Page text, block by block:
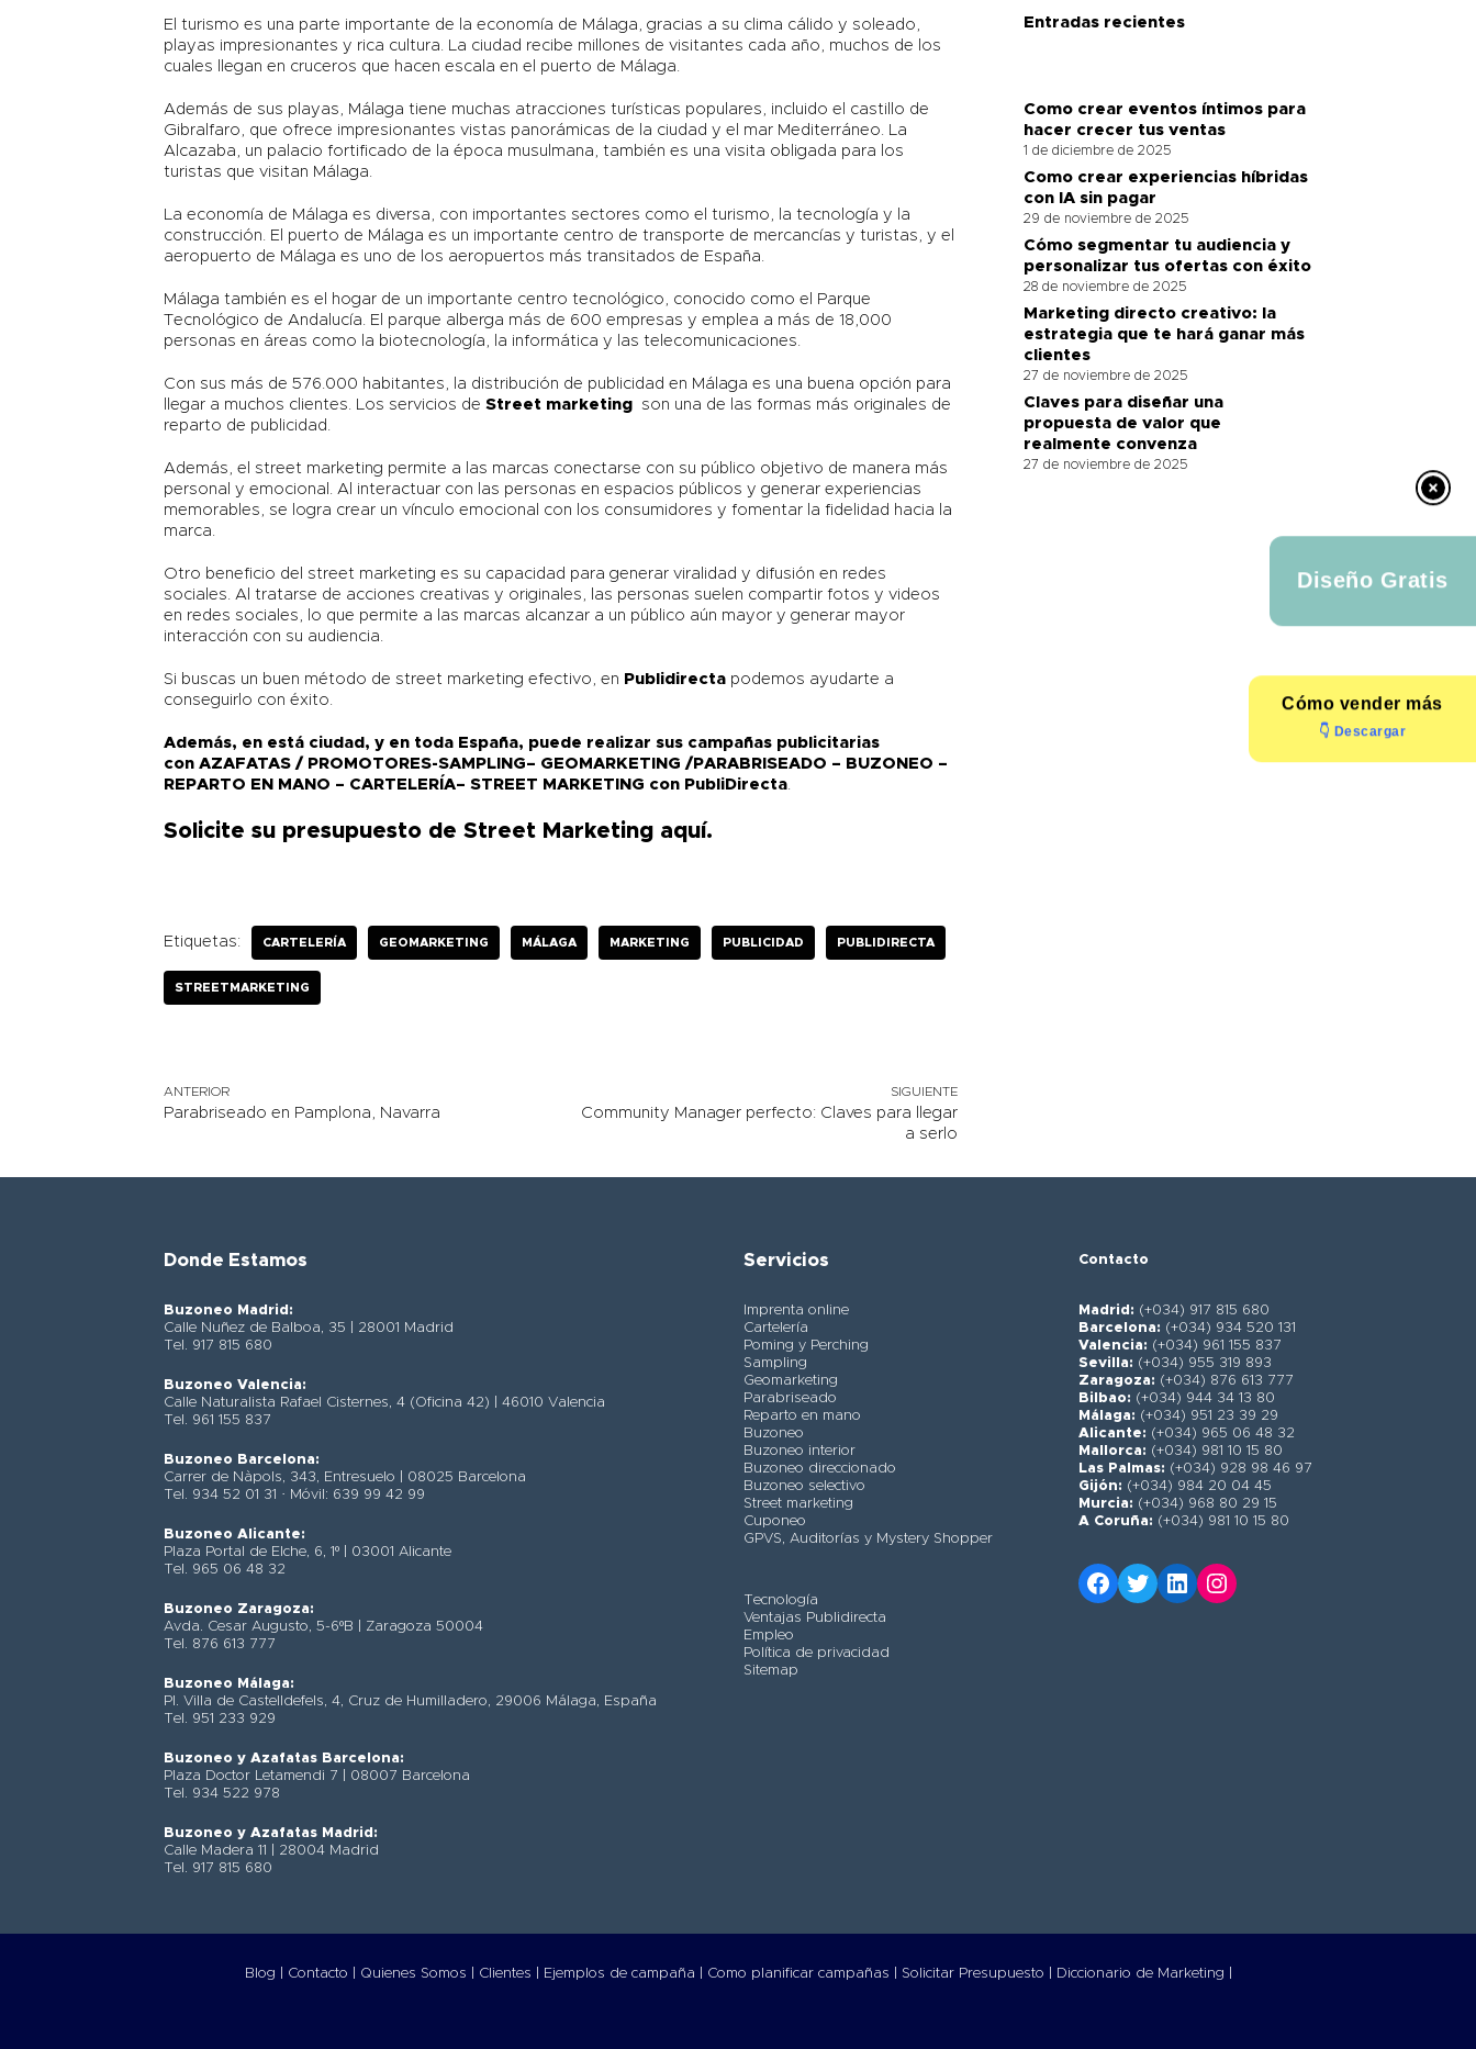
Diseño Gratis
Cómo vender más
👇 Descargar
El turismo es una parte importante de la economía de Málaga, gracias a su clima cálido y soleado,
playas impresionantes y rica cultura. La ciudad recibe millones de visitantes cada año, muchos de los
cuales llegan en cruceros que hacen escala en el puerto de Málaga.
Además de sus playas, Málaga tiene muchas atracciones turísticas populares, incluido el castillo de
Gibralfaro, que ofrece impresionantes vistas panorámicas de la ciudad y el mar Mediterráneo. La
Alcazaba, un palacio fortificado de la época musulmana, también es una visita obligada para los
turistas que visitan Málaga.
La economía de Málaga es diversa, con importantes sectores como el turismo, la tecnología y la
construcción. El puerto de Málaga es un importante centro de transporte de mercancías y turistas, y el
aeropuerto de Málaga es uno de los aeropuertos más transitados de España.
Málaga también es el hogar de un importante centro tecnológico, conocido como el Parque
Tecnológico de Andalucía. El parque alberga más de 600 empresas y emplea a más de 18,000
personas en áreas como la biotecnología, la informática y las telecomunicaciones.
Con sus más de 576.000 habitantes, la distribución de publicidad en Málaga es una buena opción para
llegar a muchos clientes. Los servicios deStreet marketing son una de las formas más originales de
reparto de publicidad.
Además, el street marketing permite a las marcas conectarse con su público objetivo de manera más
personal y emocional. Al interactuar con las personas en espacios públicos y generar experiencias
memorables, se logra crear un vínculo emocional con los consumidores y fomentar la fidelidad hacia la
marca.
Otro beneficio del street marketing es su capacidad para generar viralidad y difusión en redes
sociales. Al tratarse de acciones creativas y originales, las personas suelen compartir fotos y videos
en redes sociales, lo que permite a las marcas alcanzar a un público aún mayor y generar mayor
interacción con su audiencia.
Si buscas un buen método de street marketing efectivo, en Publidirecta podemos ayudarte a
conseguirlo con éxito.
Además, en está ciudad, y en toda España, puede realizar sus campañas publicitarias
con AZAFATAS / PROMOTORES-SAMPLING– GEOMARKETING /PARABRISEADO – BUZONEO –
REPARTO EN MANO – CARTELERÍA– STREET MARKETING con PubliDirecta.
Solicite su presupuesto de Street Marketing aquí.
Etiquetas: CARTELERÍA GEOMARKETING MÁLAGA MARKETING PUBLICIDAD PUBLIDIRECTA
STREETMARKETING
ANTERIOR
Parabriseado en Pamplona, Navarra
SIGUIENTE
Community Manager perfecto: Claves para llegar
a serlo
Entradas recientes
Como crear eventos íntimos para
hacer crecer tus ventas
1 de diciembre de 2025
Como crear experiencias híbridas
con IA sin pagar
29 de noviembre de 2025
Cómo segmentar tu audiencia y
personalizar tus ofertas con éxito
28 de noviembre de 2025
Marketing directo creativo: la
estrategia que te hará ganar más
clientes
27 de noviembre de 2025
Claves para diseñar una
propuesta de valor que
realmente convenza
27 de noviembre de 2025
Donde Estamos
Buzoneo Madrid:
Calle Nuñez de Balboa, 35 | 28001 Madrid
Tel. 917 815 680
Buzoneo Valencia:
Calle Naturalista Rafael Cisternes, 4 (Oficina 42) | 46010 Valencia
Tel. 961 155 837
Buzoneo Barcelona:
Carrer de Nàpols, 343, Entresuelo | 08025 Barcelona
Tel. 934 52 01 31 · Móvil: 639 99 42 99
Buzoneo Alicante:
Plaza Portal de Elche, 6, 1º | 03001 Alicante
Tel. 965 06 48 32
Buzoneo Zaragoza:
Avda. Cesar Augusto, 5-6ºB | Zaragoza 50004
Tel. 876 613 777
Buzoneo Málaga:
Pl. Villa de Castelldefels, 4, Cruz de Humilladero, 29006 Málaga, España
Tel. 951 233 929
Buzoneo y Azafatas Barcelona:
Plaza Doctor Letamendi 7 | 08007 Barcelona
Tel. 934 522 978
Buzoneo y Azafatas Madrid:
Calle Madera 11 | 28004 Madrid
Tel. 917 815 680
Servicios
Imprenta online
Cartelería
Poming y Perching
Sampling
Geomarketing
Parabriseado
Reparto en mano
Buzoneo
Buzoneo interior
Buzoneo direccionado
Buzoneo selectivo
Street marketing
Cuponeo
GPVS, Auditorías y Mystery Shopper
Tecnología
Ventajas Publidirecta
Empleo
Política de privacidad
Sitemap
Contacto
Madrid: (+034) 917 815 680
Barcelona: (+034) 934 520 131
Valencia: (+034) 961 155 837
Sevilla: (+034) 955 319 893
Zaragoza: (+034) 876 613 777
Bilbao: (+034) 944 34 13 80
Málaga: (+034) 951 23 39 29
Alicante: (+034) 965 06 48 32
Mallorca: (+034) 981 10 15 80
Las Palmas: (+034) 928 98 46 97
Gijón: (+034) 984 20 04 45
Murcia: (+034) 968 80 29 15
A Coruña: (+034) 981 10 15 80
Blog | Contacto | Quienes Somos | Clientes | Ejemplos de campaña | Como planificar campañas | Solicitar Presupuesto | Diccionario de Marketing |